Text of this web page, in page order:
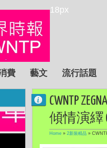
18px
費 藝文 流行話題
CWNTP
傾情演繹
Home » 2新裝精品 »